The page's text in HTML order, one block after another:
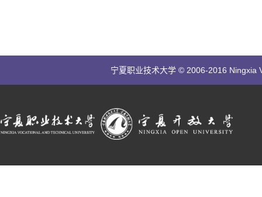
宁夏职业技术大学 © 2006-2016 Ningxia